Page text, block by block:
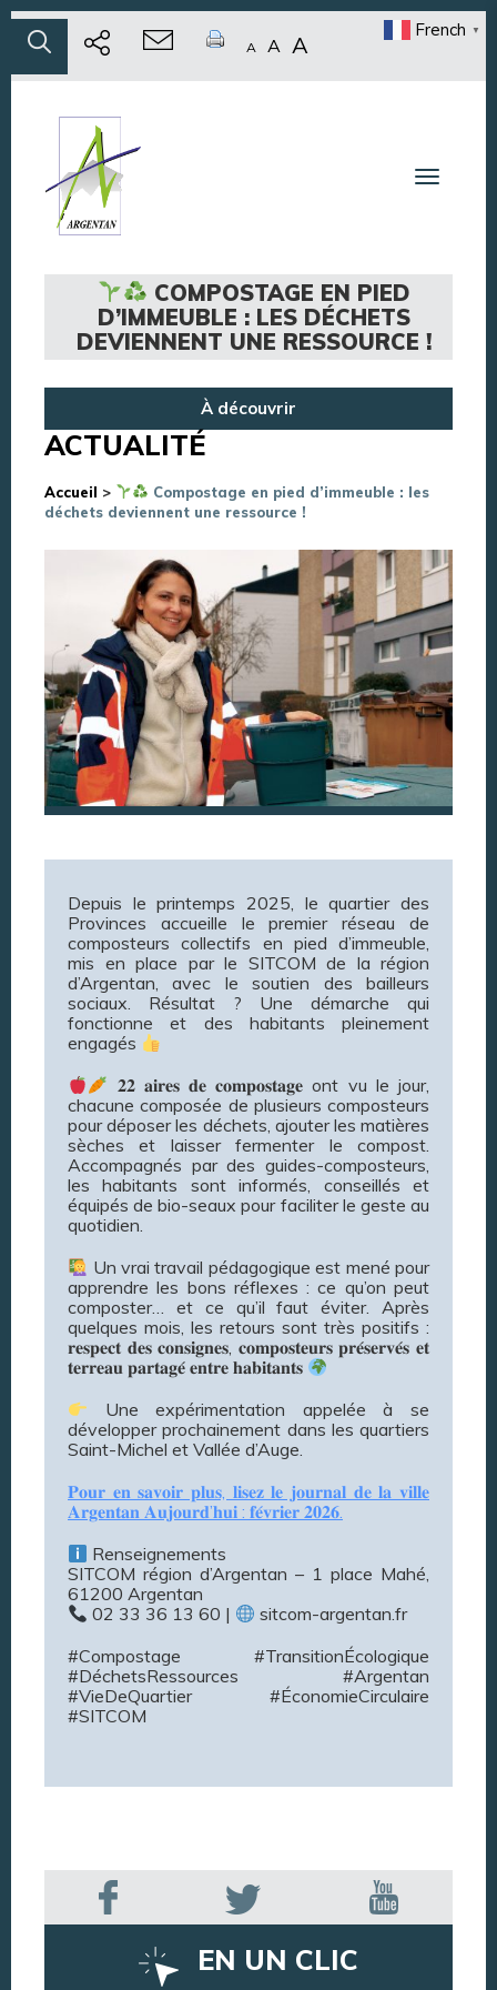
A A A
French ▼
Toggle
COMPOSTAGE EN PIED
D’IMMEUBLE : LES DÉCHETS
DEVIENNENT UNE RESSOURCE !
À découvrir
ACTUALITÉ
Accueil >
Compostage en pied d’immeuble : les
déchets deviennent une ressource !
Depuis le printemps 2025, le quartier des
Provinces accueille le premier réseau de
composteurs collectifs en pied d’immeuble,
mis en place par le SITCOM de la région
d’Argentan, avec le soutien des bailleurs
sociaux. Résultat ? Une démarche qui
fonctionne et des habitants pleinement
engagés
𝟐𝟐 𝐚𝐢𝐫𝐞𝐬 𝐝𝐞 𝐜𝐨𝐦𝐩𝐨𝐬𝐭𝐚𝐠𝐞 ont vu le jour,
chacune composée de plusieurs composteurs
pour déposer les déchets, ajouter les matières
sèches et laisser fermenter le compost.
Accompagnés par des guides-composteurs,
les habitants sont informés, conseillés et
équipés de bio-seaux pour faciliter le geste au
quotidien.
Un vrai travail pédagogique est mené pour
apprendre les bons réflexes : ce qu’on peut
composter… et ce qu’il faut éviter. Après
quelques mois, les retours sont très positifs :
𝐫𝐞𝐬𝐩𝐞𝐜𝐭 𝐝𝐞𝐬 𝐜𝐨𝐧𝐬𝐢𝐠𝐧𝐞𝐬, 𝐜𝐨𝐦𝐩𝐨𝐬𝐭𝐞𝐮𝐫𝐬 𝐩𝐫𝐞́𝐬𝐞𝐫𝐯𝐞́𝐬 𝐞𝐭
𝐭𝐞𝐫𝐫𝐞𝐚𝐮 𝐩𝐚𝐫𝐭𝐚𝐠𝐞́ 𝐞𝐧𝐭𝐫𝐞 𝐡𝐚𝐛𝐢𝐭𝐚𝐧𝐭𝐬
Une expérimentation appelée à se
développer prochainement dans les quartiers
Saint-Michel et Vallée d’Auge.
𝐏𝐨𝐮𝐫 𝐞𝐧 𝐬𝐚𝐯𝐨𝐢𝐫 𝐩𝐥𝐮𝐬, 𝐥𝐢𝐬𝐞𝐳 𝐥𝐞 𝐣𝐨𝐮𝐫𝐧𝐚𝐥 𝐝𝐞 𝐥𝐚 𝐯𝐢𝐥𝐥𝐞
𝐀𝐫𝐠𝐞𝐧𝐭𝐚𝐧 𝐀𝐮𝐣𝐨𝐮𝐫𝐝’𝐡𝐮𝐢 : 𝐟𝐞́𝐯𝐫𝐢𝐞𝐫 𝟐𝟎𝟐𝟔.
Renseignements
SITCOM région d’Argentan – 1 place Mahé,
61200 Argentan
02 33 36 13 60 |
sitcom-argentan.fr
#Compostage #TransitionÉcologique
#DéchetsRessources #Argentan
#VieDeQuartier #ÉconomieCirculaire
#SITCOM
EN UN CLIC